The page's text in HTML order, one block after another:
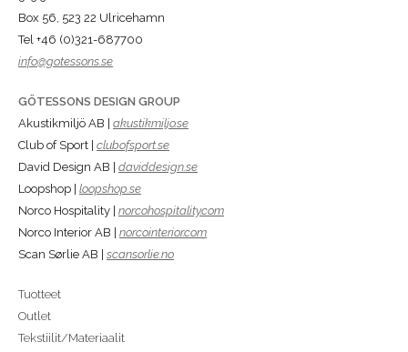
Box 56, 523 22 Ulricehamn
Tel +46 (0)321-687700
info@gotessons.se
GÖTESSONS DESIGN GROUP
Akustikmiljö AB | akustikmiljo.se
Club of Sport | clubofsport.se
David Design AB | daviddesign.se
Loopshop | loopshop.se
Norco Hospitality | norcohospitality.com
Norco Interior AB | norcointerior.com
Scan Sørlie AB | scansorlie.no
Tuotteet
Outlet
Tekstiilit/Materiaalit